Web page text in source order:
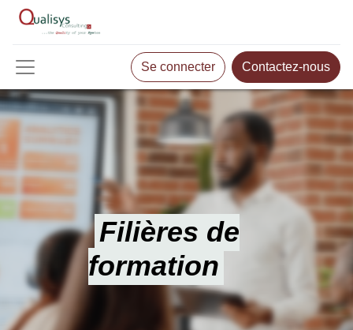
Se connecter Contactez-nous
Filières de
formation